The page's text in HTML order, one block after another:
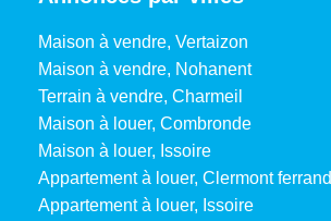
Maison à vendre, Vertaizon
Maison à vendre, Nohanent
Terrain à vendre, Charmeil
Maison à louer, Combronde
Maison à louer, Issoire
Appartement à louer, Clermont ferrand
Appartement à louer, Issoire